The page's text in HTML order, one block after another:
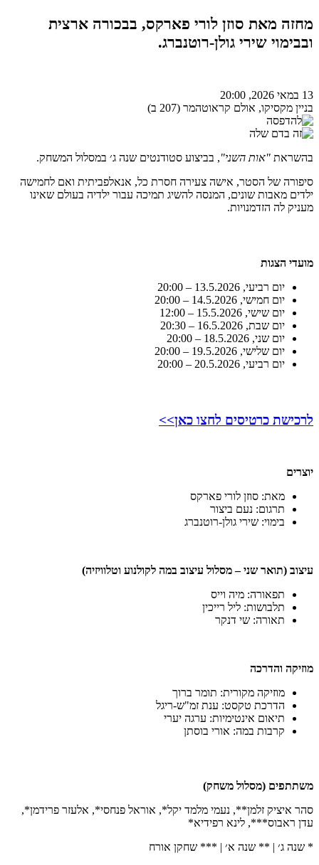
מחזה מאת סוזן לורי פארקס, בבכורה ארצית
ובבימוי שירי גולן-רוטנברג.
13 במאי 2026, 20:00
בניין מקסיקו, אולם קראוטהמר (207 ב)
בהשראת "אות השני", בביצוע סטודנטים שנה ג׳ במסלול המשחק.
סיפורה של הסטר, אישה צעירה חסרת כל, אנאלפביתית ואם לחמישה
ילדים מאבות שונים, המנסה להשיג תמיכה עבור ילדיה בעולם שאינו
מעניק לה הזדמנויות.
מועדי הצגות
יום רביעי, 13.5.2026 – 20:00
יום חמישי, 14.5.2026 – 20:00
יום שישי, 15.5.2026 – 12:00
יום שבת, 16.5.2026 – 20:30
יום שני, 18.5.2026 – 20:00
יום שלישי, 19.5.2026 – 20:00
יום רביעי, 20.5.2026 – 20:00
לרכישת כרטיסים לחצו כאן>>
יוצרים
מאת: סוזן לורי פארקס
תרגום: נעם ביצור
בימוי: שירי גולן-רוטנברג
עיצוב (תואר שני – מסלול עיצוב במה לקולנוע וטלוויזיה)
תפאורה: מיה וייס
תלבושות: ליל רייכין
תאורה: שי דנקר
מוזיקה והדרכה
מוזיקה מקורית: תומר ברוך
הדרכת טקסט: ענת זמ"ש-ריגל
תיאום אינטימיות: ערגה יערי
קרבות במה: אורי בוסתן
משתתפים (מסלול משחק)
סהר איציק זלמן**, נעמי מלמד יקל*, אוראל פנחסי*, אלעזר פרידמן*,
עדן ראבוס***, לינא רפידיא*
* שנה ג׳ | ** שנה א׳ | *** שחקן אורח